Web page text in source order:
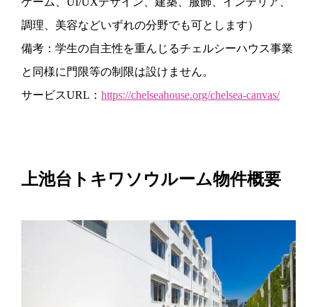
調理、美容などいずれの分野でも可とします）
備考：学生の自主性を重んじるチェルシーハウス事業
と同様に門限等の制限は設けません。
サービスURL： https://chelseahouse.org/chelsea-canvas/
上池台トキワソウルーム物件概要